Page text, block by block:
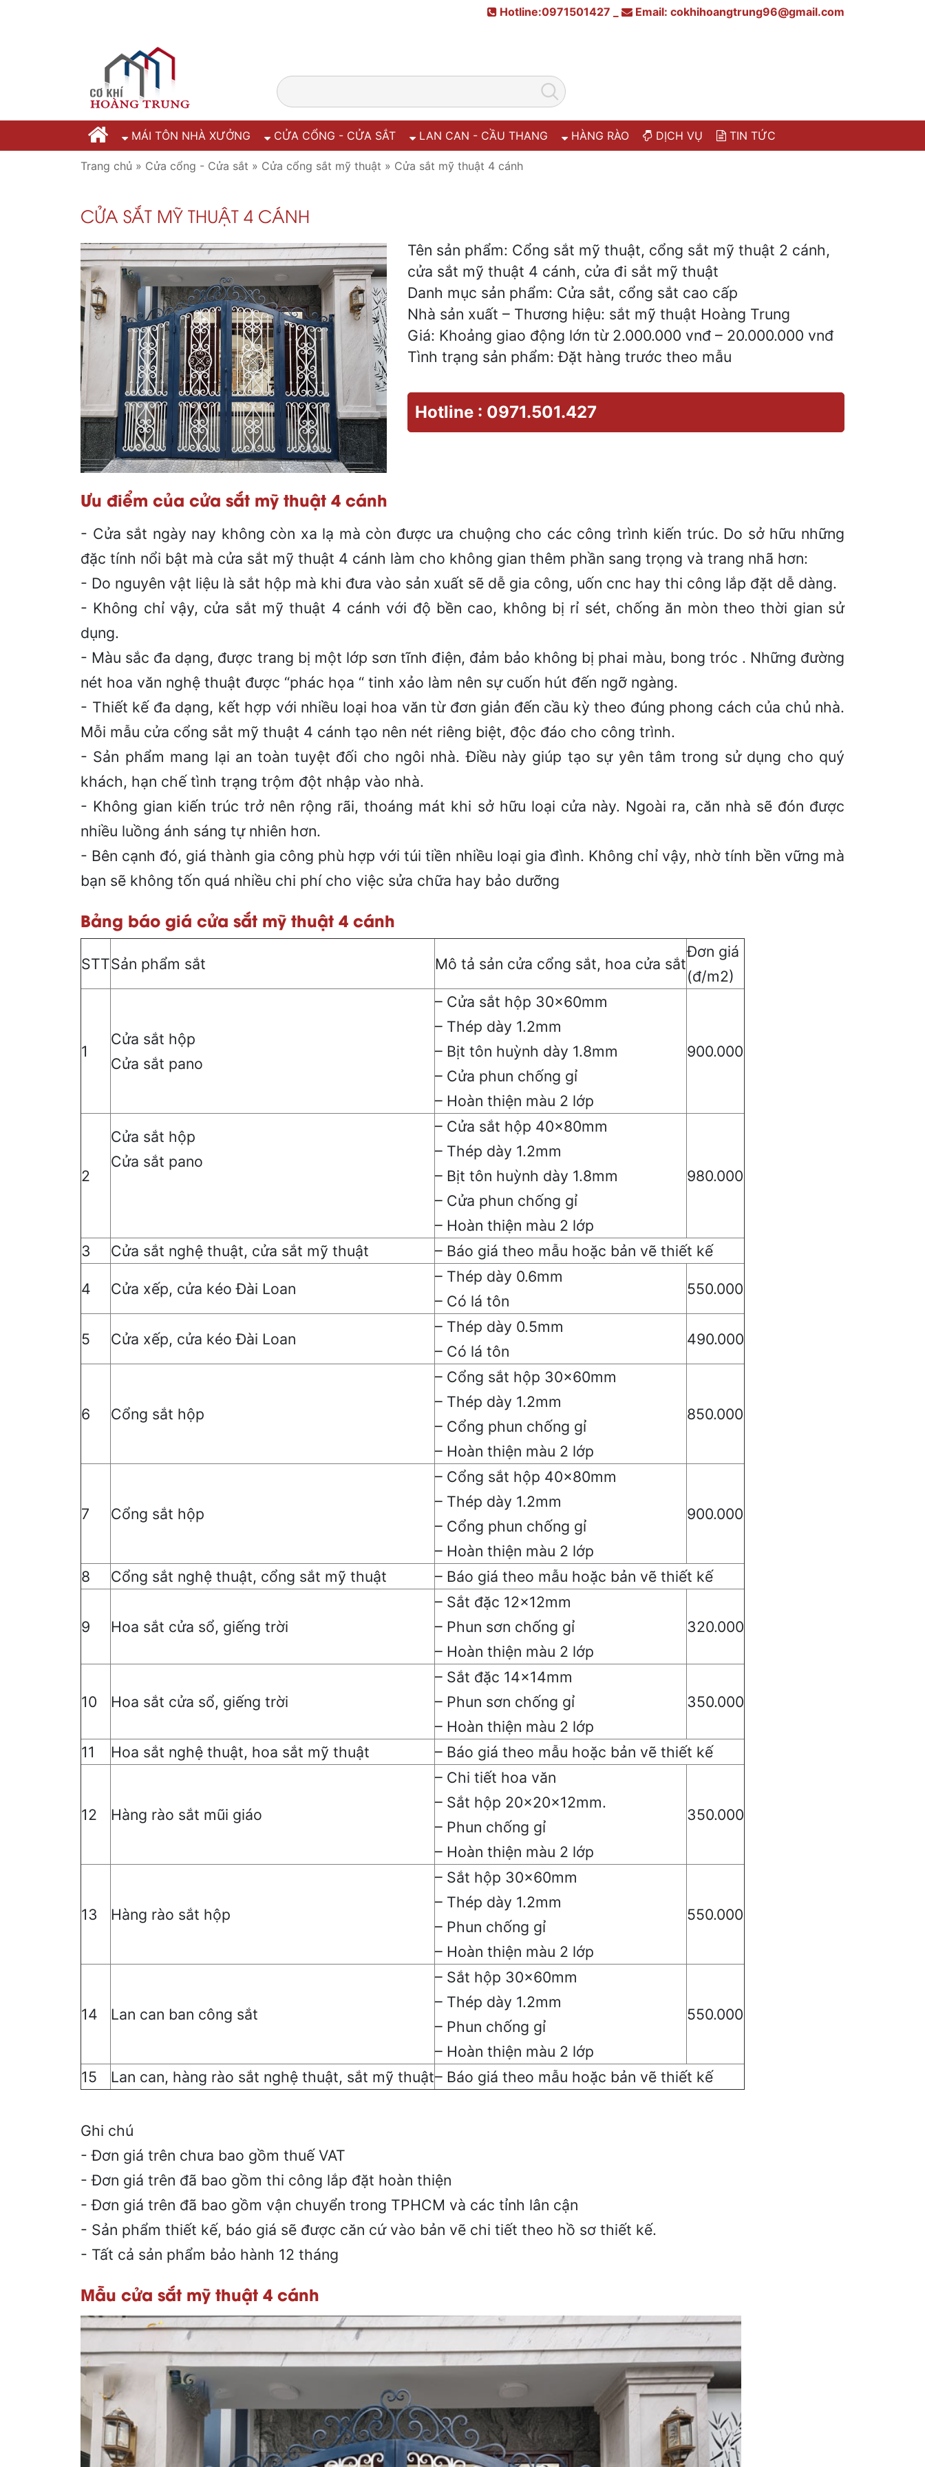
Hotline:0971501427 _ Email: cokhihoangtrung96@gmail.com
MÁI TÔN NHÀ XƯỞNG CỬA CỔNG - CỬA SẮT LAN CAN - CẦU THANG HÀNG RÀO DỊCH VỤ TIN TỨC
Trang chủ » Cửa cổng - Cửa sắt » Cửa cổng sắt mỹ thuật » Cửa sắt mỹ thuật 4 cánh
CỬA SẮT MỸ THUẬT 4 CÁNH
Tên sản phẩm: Cổng sắt mỹ thuật, cổng sắt mỹ thuật 2 cánh,
cửa sắt mỹ thuật 4 cánh, cửa đi sắt mỹ thuật
Danh mục sản phẩm: Cửa sắt, cổng sắt cao cấp
Nhà sản xuất – Thương hiệu: sắt mỹ thuật Hoàng Trung
Giá: Khoảng giao động lớn từ 2.000.000 vnđ – 20.000.000 vnđ
Tình trạng sản phẩm: Đặt hàng trước theo mẫu
Hotline : 0971.501.427
Ưu điểm của cửa sắt mỹ thuật 4 cánh
- Cửa sắt ngày nay không còn xa lạ mà còn được ưa chuộng cho các công trình kiến trúc. Do sở hữu những
đặc tính nổi bật mà cửa sắt mỹ thuật 4 cánh làm cho không gian thêm phần sang trọng và trang nhã hơn:
- Do nguyên vật liệu là sắt hộp mà khi đưa vào sản xuất sẽ dễ gia công, uốn cnc hay thi công lắp đặt dễ dàng.
- Không chỉ vậy, cửa sắt mỹ thuật 4 cánh với độ bền cao, không bị rỉ sét, chống ăn mòn theo thời gian sử
dụng.
- Màu sắc đa dạng, được trang bị một lớp sơn tĩnh điện, đảm bảo không bị phai màu, bong tróc . Những đường
nét hoa văn nghệ thuật được “phác họa “ tinh xảo làm nên sự cuốn hút đến ngỡ ngàng.
- Thiết kế đa dạng, kết hợp với nhiều loại hoa văn từ đơn giản đến cầu kỳ theo đúng phong cách của chủ nhà.
Mỗi mẫu cửa cổng sắt mỹ thuật 4 cánh tạo nên nét riêng biệt, độc đáo cho công trình.
- Sản phẩm mang lại an toàn tuyệt đối cho ngôi nhà. Điều này giúp tạo sự yên tâm trong sử dụng cho quý
khách, hạn chế tình trạng trộm đột nhập vào nhà.
- Không gian kiến trúc trở nên rộng rãi, thoáng mát khi sở hữu loại cửa này. Ngoài ra, căn nhà sẽ đón được
nhiều luồng ánh sáng tự nhiên hơn.
- Bên cạnh đó, giá thành gia công phù hợp với túi tiền nhiều loại gia đình. Không chỉ vậy, nhờ tính bền vững mà
bạn sẽ không tốn quá nhiều chi phí cho việc sửa chữa hay bảo dưỡng
Bảng báo giá cửa sắt mỹ thuật 4 cánh
STTSản phẩm sắt Mô tả sản cửa cổng sắt, hoa cửa sắt
Đơn giá
(đ/m2)
1
Cửa sắt hộp
Cửa sắt pano
– Cửa sắt hộp 30x60mm
– Thép dày 1.2mm
– Bịt tôn huỳnh dày 1.8mm
– Cửa phun chống gỉ
– Hoàn thiện màu 2 lớp
900.000
2
Cửa sắt hộp
Cửa sắt pano
– Cửa sắt hộp 40x80mm
– Thép dày 1.2mm
– Bịt tôn huỳnh dày 1.8mm
– Cửa phun chống gỉ
– Hoàn thiện màu 2 lớp
980.000
3 Cửa sắt nghệ thuật, cửa sắt mỹ thuật – Báo giá theo mẫu hoặc bản vẽ thiết kế
4 Cửa xếp, cửa kéo Đài Loan
– Thép dày 0.6mm
– Có lá tôn
550.000
5 Cửa xếp, cửa kéo Đài Loan
– Thép dày 0.5mm
– Có lá tôn
490.000
6 Cổng sắt hộp
– Cổng sắt hộp 30x60mm
– Thép dày 1.2mm
– Cổng phun chống gỉ
– Hoàn thiện màu 2 lớp
850.000
7 Cổng sắt hộp
– Cổng sắt hộp 40x80mm
– Thép dày 1.2mm
– Cổng phun chống gỉ
– Hoàn thiện màu 2 lớp
900.000
8 Cổng sắt nghệ thuật, cổng sắt mỹ thuật – Báo giá theo mẫu hoặc bản vẽ thiết kế
9 Hoa sắt cửa sổ, giếng trời
– Sắt đặc 12x12mm
– Phun sơn chống gỉ
– Hoàn thiện màu 2 lớp
320.000
10 Hoa sắt cửa sổ, giếng trời
– Sắt đặc 14x14mm
– Phun sơn chống gỉ
– Hoàn thiện màu 2 lớp
350.000
11 Hoa sắt nghệ thuật, hoa sắt mỹ thuật – Báo giá theo mẫu hoặc bản vẽ thiết kế
12 Hàng rào sắt mũi giáo
– Chi tiết hoa văn
– Sắt hộp 20x20x12mm.
– Phun chống gỉ
– Hoàn thiện màu 2 lớp
350.000
13 Hàng rào sắt hộp
– Sắt hộp 30x60mm
– Thép dày 1.2mm
– Phun chống gỉ
– Hoàn thiện màu 2 lớp
550.000
14 Lan can ban công sắt
– Sắt hộp 30x60mm
– Thép dày 1.2mm
– Phun chống gỉ
– Hoàn thiện màu 2 lớp
550.000
15 Lan can, hàng rào sắt nghệ thuật, sắt mỹ thuật– Báo giá theo mẫu hoặc bản vẽ thiết kế
Ghi chú
- Đơn giá trên chưa bao gồm thuế VAT
- Đơn giá trên đã bao gồm thi công lắp đặt hoàn thiện
- Đơn giá trên đã bao gồm vận chuyển trong TPHCM và các tỉnh lân cận
- Sản phẩm thiết kế, báo giá sẽ được căn cứ vào bản vẽ chi tiết theo hồ sơ thiết kế.
- Tất cả sản phẩm bảo hành 12 tháng
Mẫu cửa sắt mỹ thuật 4 cánh